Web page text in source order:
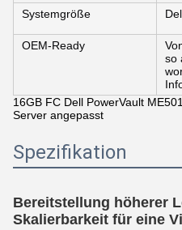
Systemgröße
OEM-Ready
so
16GB FC Dell PowerVault
Server angepasst
Spezifikation
Bereitstellung höherer
Skalierbarkeit für eine